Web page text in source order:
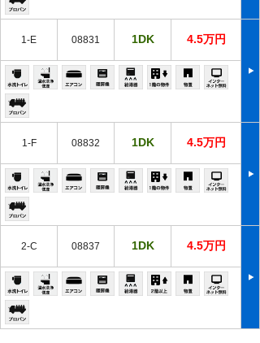
1-E 08831 1DK 4.5万円
1-F 08832 1DK 4.5万円
2-C 08837 1DK 4.5万円